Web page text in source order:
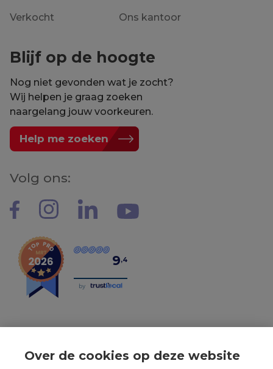
Verkocht Ons kantoor
Blijf op de hoogte
Nog niet gevonden wat je zocht?
Wij helpen je graag zoeken
naargelang jouw voorkeuren.
Help me zoeken
Volg ons:
9,4
by
Over de cookies op deze website